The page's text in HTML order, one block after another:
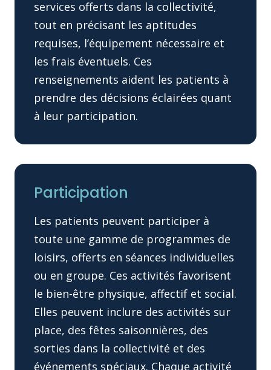
services offerts dans la collectivité,
tout en précisant les aptitudes
requises, l’équipement nécessaire et
les frais éventuels. Ces
renseignements aident les patients à
prendre des décisions éclairées quant
à leur participation.
Participation
Les patients peuvent participer à
toute une gamme de programmes de
loisirs, offerts en séances individuelles
ou en groupe. Ces activités favorisent
le bien-être physique, affectif et social.
Elles peuvent inclure des activités sur
place, des fêtes saisonnières, des
sorties dans la collectivité et des
événements spéciaux. Chaque activité